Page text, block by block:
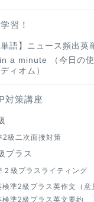
習！
単語】ニュース頻出英
a minute （今日の
ィオム）
対策講座
2級二次面接対策
プラス
２級プラスライティング
検準2級プラス英作文（意
検準2級プラス英文要約